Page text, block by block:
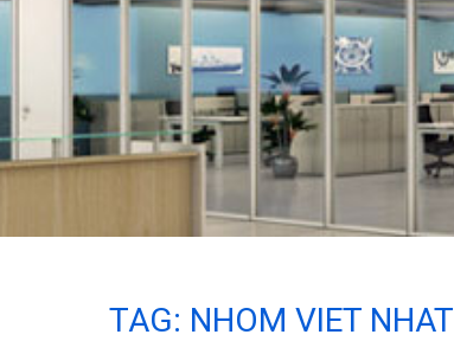
TAG: NHOM VIET NHAT